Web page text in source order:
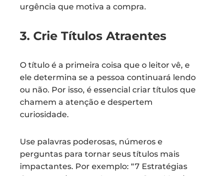
urgência que motiva a compra.
3. Crie Títulos Atraentes
O título é a primeira coisa que o leitor vê, e
ele determina se a pessoa continuará lendo
ou não. Por isso, é essencial criar títulos que
chamem a atenção e despertem
curiosidade.
Use palavras poderosas, números e
perguntas para tornar seus títulos mais
impactantes. Por exemplo: “7 Estratégias